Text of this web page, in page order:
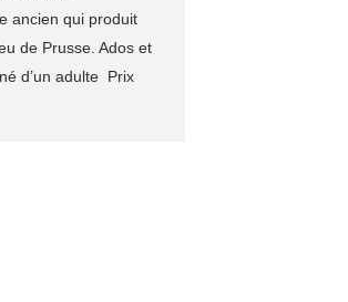
ancien qui produit
de Prusse. Ados et
d’un adulte Prix